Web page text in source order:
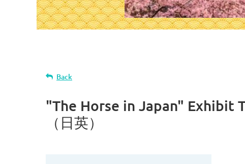
Back
"The Horse in Japan" Exhibit
（日英）